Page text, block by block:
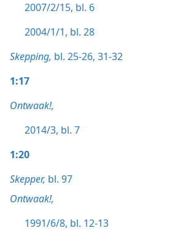
2007/2/15, bl. 6
2004/1/1, bl. 28
Skepping, bl. 25-26, 31-32
1:17
Ontwaak!,
2014/3, bl. 7
1:20
Skepper, bl. 97
Ontwaak!,
1991/6/8, bl. 12-13